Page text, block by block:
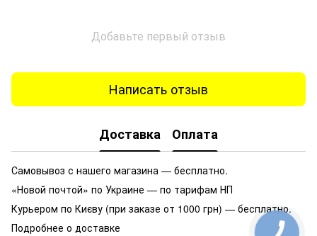
Добавьте первый отзыв
Написать отзыв
Доставка Оплата
Самовывоз с нашего магазина — бесплатно.
«Новой почтой» по Украине — по тарифам НП
Курьером по Києву (при заказе от 1000 грн) — бесплатно.
Подробнее о доставке